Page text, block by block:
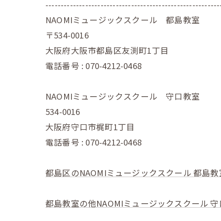
NAOMIミュージックスクール 都島教室
〒534-0016
大阪府大阪市都島区友渕町1丁目
電話番号 : 070-4212-0468
NAOMIミュージックスクール 守口教室
534-0016
大阪府守口市梶町1丁目
電話番号 : 070-4212-0468
都島区のNAOMIミュージックスクール 都島教
都島教室の他NAOMIミュージックスクール